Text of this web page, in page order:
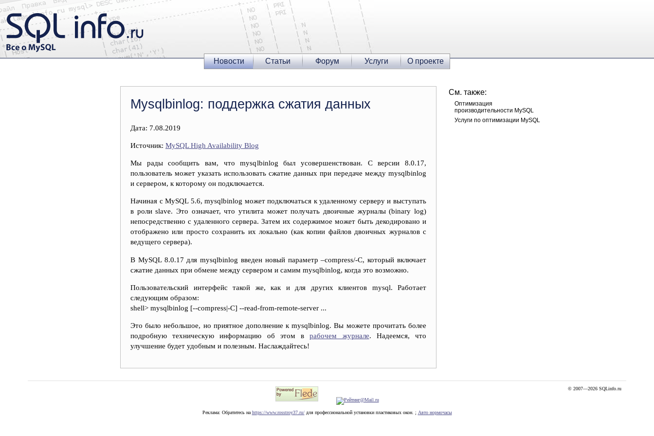
Новости Статьи Форум Услуги О проекте
Mysqlbinlog: поддержка сжатия данных
Дата: 7.08.2019
Источник: MySQL High Availability Blog
Мы рады сообщить вам, что mysqlbinlog был усовершенствован. С версии 8.0.17,
пользователь может указать использовать сжатие данных при передаче между mysqlbinlog
и сервером, к которому он подключается.
Начиная с MySQL 5.6, mysqlbinlog может подключаться к удаленному серверу и выступать
в роли slave. Это означает, что утилита может получать двоичные журналы (binary log)
непосредственно с удаленного сервера. Затем их содержимое может быть декодировано и
отображено или просто сохранить их локально (как копии файлов двоичных журналов с
ведущего сервера).
В MySQL 8.0.17 для mysqlbinlog введен новый параметр –compress/-C, который включает
сжатие данных при обмене между сервером и самим mysqlbinlog, когда это возможно.
Пользовательский интерфейс такой же, как и для других клиентов mysql. Работает
следующим образом:
shell> mysqlbinlog [--compress|-C] --read-from-remote-server ...
Это было небольшое, но приятное дополнение к mysqlbinlog. Вы можете прочитать более
подробную техническую информацию об этом врабочем журнале. Надеемся, что
улучшение будет удобным и полезным. Наслаждайтесь!
См. также:
Оптимизация
производительности MySQL
Услуги по оптимизации MySQL
© 2007—2026 SQLinfo.ru
Реклама: Обратитесь на https://www.rosstroy37.ru/для профессиональной установки пластиковых окон. ; Авто нормочасы